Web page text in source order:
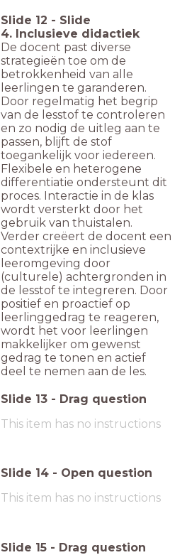
Slide 12 - Slide
4. Inclusieve didactiek
De docent past diverse
strategieën toe om de
betrokkenheid van alle
leerlingen te garanderen.
Door regelmatig het begrip
van de lesstof te controleren
en zo nodig de uitleg aan te
passen, blijft de stof
toegankelijk voor iedereen.
Flexibele en heterogene
differentiatie ondersteunt dit
proces. Interactie in de klas
wordt versterkt door het
gebruik van thuistalen.
Verder creëert de docent een
contextrijke en inclusieve
leeromgeving door
(culturele) achtergronden in
de lesstof te integreren. Door
positief en proactief op
leerlinggedrag te reageren,
wordt het voor leerlingen
makkelijker om gewenst
gedrag te tonen en actief
deel te nemen aan de les.
Slide 13 - Drag question
This item has no instructions
Slide 14 - Open question
This item has no instructions
Slide 15 - Drag question